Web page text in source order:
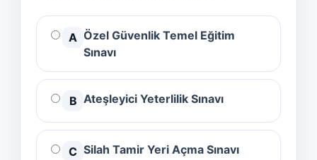
A Özel Güvenlik Temel Eğitim
Sınavı
B Ateşleyici Yeterlilik Sınavı
C Silah Tamir Yeri Açma Sınavı